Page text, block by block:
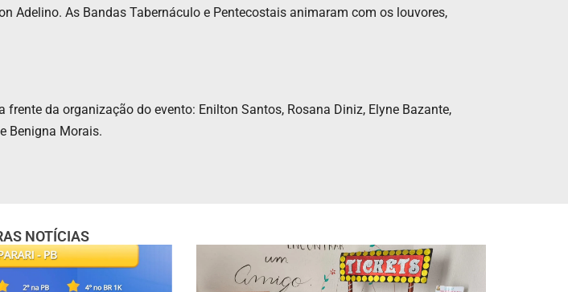
Adelino. As Bandas Tabernáculo e Pentecostais animaram com os louvores,
da organização do evento: Enilton Santos, Rosana Diniz, Elyne Bazante,
Benigna Morais.
NOTÍCIAS